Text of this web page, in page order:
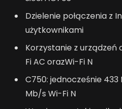
Dzielenie połączenia z
użytkownikami
Korzystanie z urządzeń
Fi AC orazWi-Fi N
C750: jednocześnie 433
Mb/s Wi-Fi N